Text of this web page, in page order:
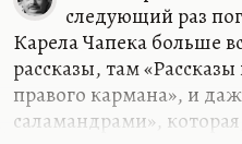
следующий раз
Карела Чапека больше
рассказы, там
правого кармана», и
саламандрами»,